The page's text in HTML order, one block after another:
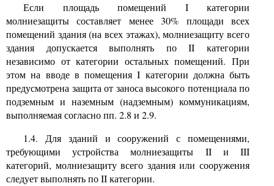
Если площадь помещений I категории
молниезащиты составляет менее 30% площади всех
помещений здания (на всех этажах), молниезащиту всего
здания допускается выполнять по II категории
независимо от категории остальных помещений. При
этом на вводе в помещения I категории должна быть
предусмотрена защита от заноса высокого потенциала по
подземным и наземным (надземным) коммуникациям,
выполняемая согласно пп. 2.8 и 2.9.
1.4. Для зданий и сооружений с помещениями,
требующими устройства молниезащиты II и III
категорий, молниезащиту всего здания или сооружения
следует выполнять по II категории.